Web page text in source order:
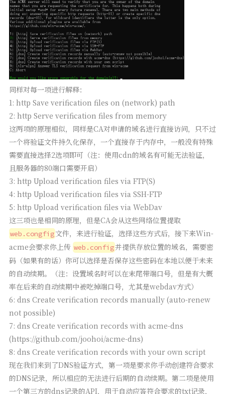
同样对每一项进行解释：
1: http Save verification files on (network) path
2: http Serve verification files from memory
这两项的原理相似，同样是CA对申请的域名进行直接访问，只不过
一个将验证文件持久化保存，一个直接存于内存中，一般没有特殊
需要直接选择2选项即可（注：使用cdn的域名有可能无法验证，
且服务器的80端口需要开启）
3: http Upload verification files via FTP(S)
4: http Upload verification files via SSH-FTP
5: http Upload verification files via WebDav
这三项也是相同的原理，但是CA会从这些网络位置提取
web.congfig文件，来进行验证，选择这些方式后，接下来Win-
acme会要求你上传 web.config并提供存放位置的域名，需要密
码（如果有的话）你可以选择是否保存这些密码在本地以便于未来
的自动续期。（注：设置域名时可以在末尾带端口号，但是有大概
率在后来的自动续期中被吃掉端口号，尤其是webdav方式）
6: dns Create verification records manually (auto-renew
not possible)
7: dns Create verification records with acme-dns
(https://github.com/joohoi/acme-dns)
8: dns Create verification records with your own script
现在我们来到了DNS验证方式，第一项是要求你手动创建符合要求
的DNS记录，所以相应的无法进行后期的自动续期。第二项是使用
一个第三方的dns记录的API，用于自动应答符合要求的txt记录，